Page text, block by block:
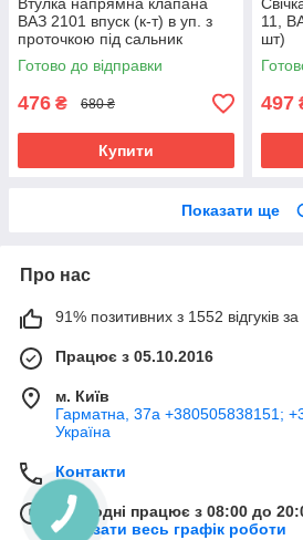
Втулка напрямна клапана
ВАЗ 2101 впуск (к-т) в уп. з
проточкою під сальник
Готово до відправки
476 ₴ 680 ₴
Купити
11,
шт)
497
Показати ще
Про нас
91% позитивних з 1552 відгуків за
Працює з 05.10.2016
м. Київ
Гарматна, 37а +380505838151;
Україна
Контакти
Сьогодні працює з 08:00 до
Показати весь графік роботи